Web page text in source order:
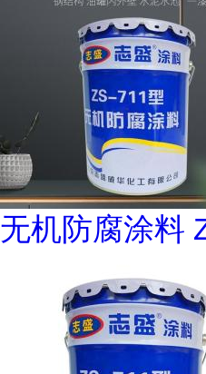
无机防腐涂料